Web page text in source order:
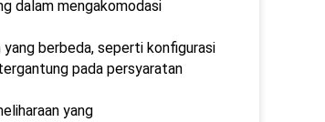
dalam mengakomodasi
berbeda, seperti konfigurasi
pada persyaratan
yang